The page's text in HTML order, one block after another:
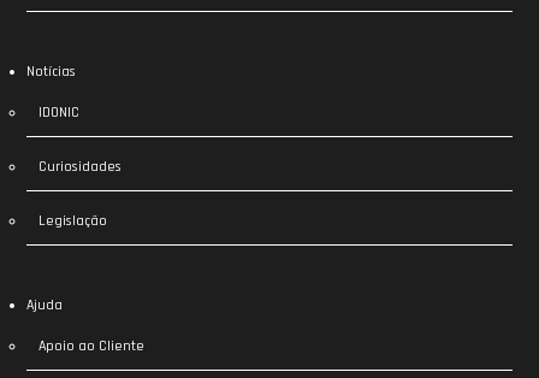
Notícias
IDONIC
Curiosidades
Legislação
Ajuda
Apoio ao Cliente